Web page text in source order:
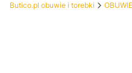
Butico.pl obuwie i torebki